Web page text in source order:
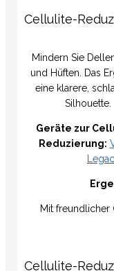
Cellulite-
Mindern Sie
und Hüften. Das
eine klarere,
Silhouette.
Geräte zur
Reduzierung:
Mit freundlicher
Cellulite-